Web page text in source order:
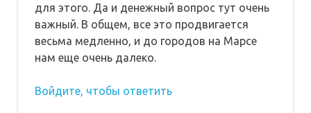
для этого. Да и денежный вопрос тут очень
важный. В общем, все это продвигается
весьма медленно, и до городов на Марсе
нам еще очень далеко.
Войдите, чтобы ответить